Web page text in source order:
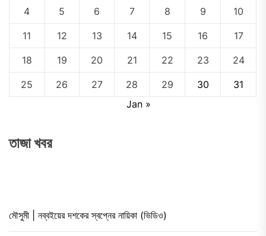
4 5 6 7 8 9 10
11 12 13 14 15 16 17
18 19 20 21 22 23 24
25 26 27 28 29 30
31
Jan »
তাজা খবর
মৌসুমী | নব্বইয়ের দশকের স্বপ্নের নায়িকা (ভিডিও)